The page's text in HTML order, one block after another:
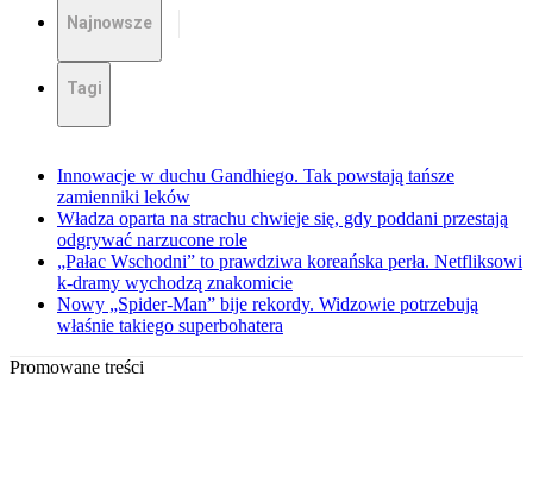
Najnowsze
Tagi
Innowacje w duchu Gandhiego. Tak powstają tańsze
zamienniki leków
Władza oparta na strachu chwieje się, gdy poddani przestają
odgrywać narzucone role
„Pałac Wschodni” to prawdziwa koreańska perła. Netfliksowi
k-dramy wychodzą znakomicie
Nowy „Spider-Man” bije rekordy. Widzowie potrzebują
właśnie takiego superbohatera
Promowane treści